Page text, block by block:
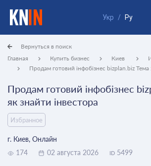
Укр / Ру
Главная Купить бизнес Киев
Продам готовий інфобізнес bizplan.biz Тема
Вернуться в поиск
Продам готовий інфобізнес
як знайти інвестора
Избранное
г. Киев, Онлайн
174
02 августа 2026 ID 5499